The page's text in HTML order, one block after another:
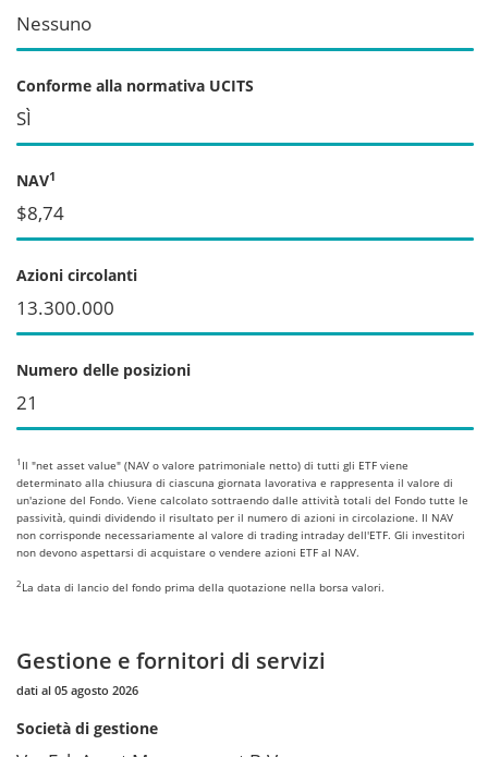
Nessuno
Conforme alla normativa UCITS
SÌ
NAV1
$8,74
Azioni circolanti
13.300.000
Numero delle posizioni
21
1 Il "net asset value" (NAV o valore patrimoniale netto) di tutti gli ETF viene
determinato alla chiusura di ciascuna giornata lavorativa e rappresenta il valore di
un'azione del Fondo. Viene calcolato sottraendo dalle attività totali del Fondo tutte le
passività, quindi dividendo il risultato per il numero di azioni in circolazione. Il NAV
non corrisponde necessariamente al valore di trading intraday dell'ETF. Gli investitori
non devono aspettarsi di acquistare o vendere azioni ETF al NAV.
2 La data di lancio del fondo prima della quotazione nella borsa valori.
Gestione e fornitori di servizi
dati al 05 agosto 2026
Società di gestione